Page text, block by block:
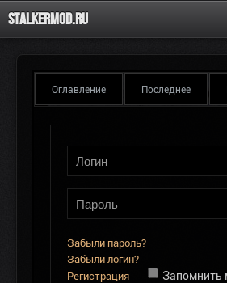
Stalkermod.ru
Оглавление Последнее
Забыли пароль?
Забыли логин?
Регистрация
Запомнить